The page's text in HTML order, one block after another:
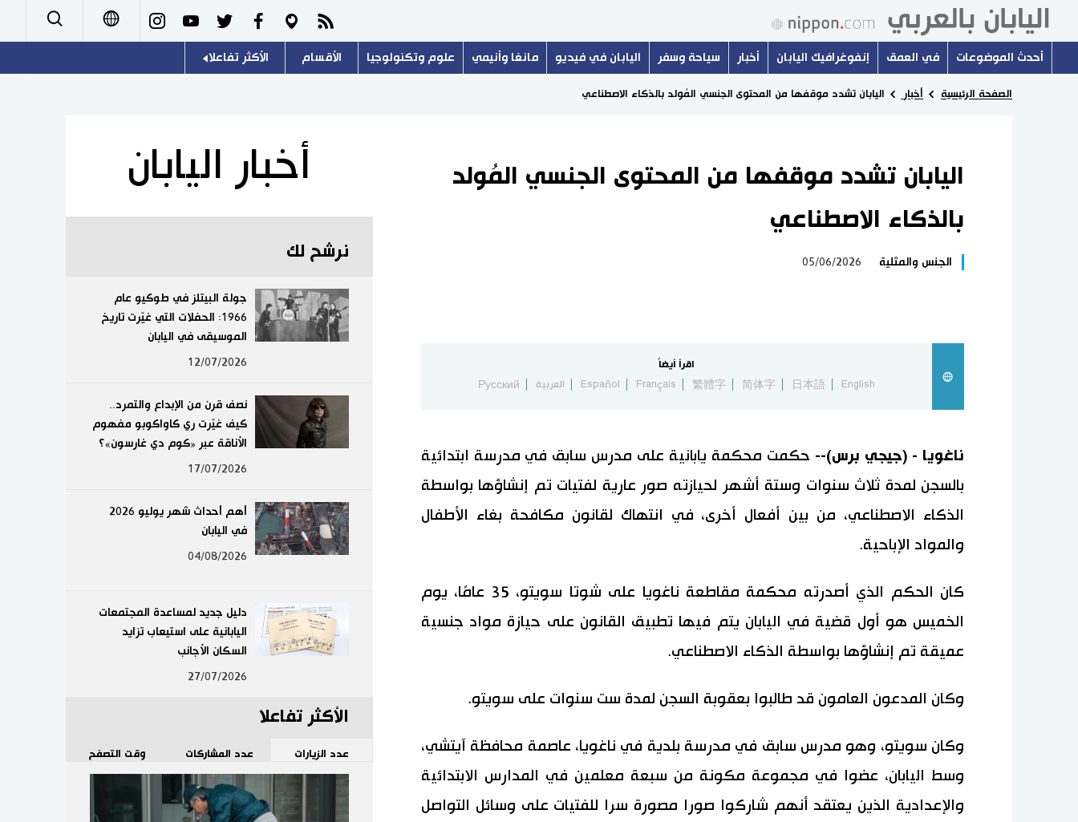
Русский
أحدث الموضوعات في العمق إنفوغرافيك اليابان أخبار سياحة وسفر اليابان في فيديو مانغا وأنيمي علوم وتكنولوجيا الأقسام
تجارب وآراء
سياسة
اقتصاد
مجتمع
ثقافة
طوكيو
الأكثر تفاعلا
هو وهي
المطبخ الياباني
الصفحة الرئيسية أخبار اليابان تشدد موقفها من المحتوى الجنسي المُولد بالذكاء الاصطناعي
اليابان تشدد موقفها من المحتوى الجنسي المُولد
بالذكاء الاصطناعي
الجنس والمثلية 05/06/2026
اقرأ أيضاً
English
日本語
简体字
繁體字
Français
Español العربية Русский
ناغويا - (جيجي برس)-- حكمت محكمة يابانية على مدرس سابق في مدرسة ابتدائية
بالسجن لمدة ثلاث سنوات وستة أشهر لحيازته صور عارية لفتيات تم إنشاؤها بواسطة
الذكاء الاصطناعي، من بين أفعال أخرى، في انتهاك لقانون مكافحة بغاء الأطفال
والمواد الإباحية.
كان الحكم الذي أصدرته محكمة مقاطعة ناغويا على شوتا سويتو، 35 عامًا، يوم
الخميس هو أول قضية في اليابان يتم فيها تطبيق القانون على حيازة مواد جنسية
عميقة تم إنشاؤها بواسطة الذكاء الاصطناعي.
وكان المدعون العامون قد طالبوا بعقوبة السجن لمدة ست سنوات على سويتو.
وكان سويتو، وهو مدرس سابق في مدرسة بلدية في ناغويا، عاصمة محافظة آيتشي،
وسط اليابان، عضوا في مجموعة مكونة من سبعة معلمين في المدارس الابتدائية
والإعدادية الذين يعتقد أنهم شاركوا صورا مصورة سرا للفتيات على وسائل التواصل
أخبار اليابان
نرشح لك
جولة البيتلز في طوكيو عام
1966: الحفلات التي غيّرت تاريخ
الموسيقى في اليابان
12/07/2026
نصف قرن من الإبداع والتمرد..
كيف غيّرت ري كاواكوبو مفهوم
الأناقة عبر «كوم دي غارسون»؟
17/07/2026
أهم أحداث شهر يوليو 2026
في اليابان
04/08/2026
دليل جديد لمساعدة المجتمعات
اليابانية على استيعاب تزايد
السكان الأجانب
27/07/2026
الأكثر تفاعلا
عدد الزيارات عدد المشاركات وقت التصفح